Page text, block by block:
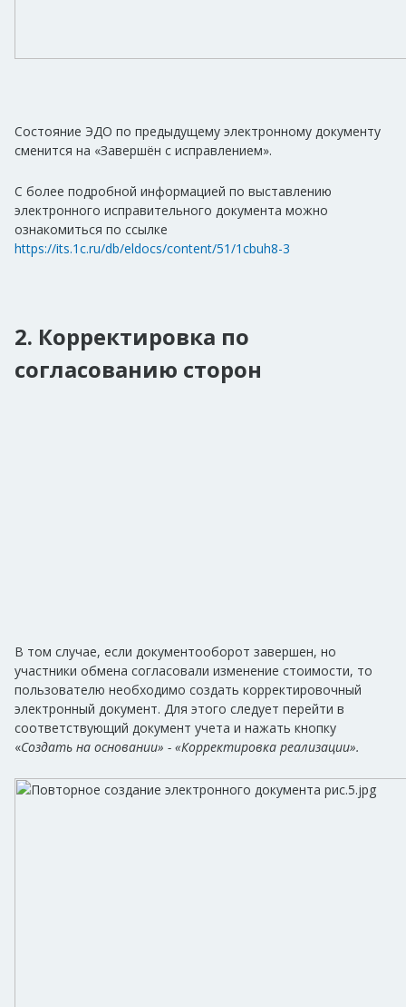
Состояние ЭДО по предыдущему электронному документу
сменится на «Завершён с исправлением».
С более подробной информацией по выставлению
электронного исправительного документа можно
ознакомиться по ссылке
https://its.1c.ru/db/eldocs/content/51/1cbuh8-3
2. Корректировка по
согласованию сторон
В том случае, если документооборот завершен, но
участники обмена согласовали изменение стоимости, то
пользователю необходимо создать корректировочный
электронный документ. Для этого следует перейти в
соответствующий документ учета и нажать кнопку
«Создать на основании» - «Корректировка реализации».